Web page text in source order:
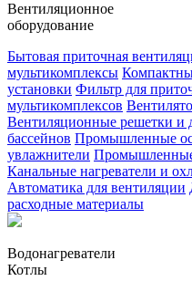
Вентиляционное
оборудование
Бытовая приточная
мультикомплексы
установки Фильтр для
мультикомплексов
Вентиляционные решетки и
бассейнов Промышленные
увлажнители Промышленные
Канальные нагреватели и
Автоматика для вентиляции
расходные материалы
Водонагреватели
Котлы